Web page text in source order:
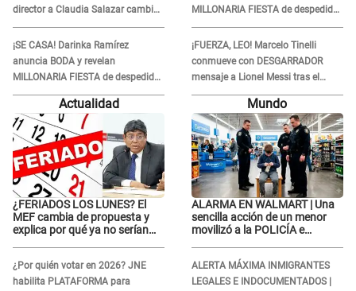
director a Claudia Salazar cambio
de darle TEMAS musicales:
"Depende..."
¡SE CASA! Darinka Ramírez
anuncia BODA y revelan
MILLONARIA FIESTA de despedida
de soltera en una playa exclusiva:
“Solo mujeres...”
MILLONARIA FIESTA de despedida
de soltera en una playa exclusiva:
“Solo mujeres...”
¡FUERZA, LEO! Marcelo Tinelli
conmueve con DESGARRADOR
mensaje a Lionel Messi tras el
FALLECIMIENTO de su padre: “Es
un dolor difícil de explicar”
Actualidad
¿FERIADOS LOS LUNES? El
MEF cambia de propuesta y
explica por qué ya no serían
¿Por quién votar en 2026? JNE
habilita PLATAFORMA para
Mundo
ALARMA EN WALMART | Una
sencilla acción de un menor
movilizó a la POLICÍA e
ALERTA MÁXIMA INMIGRANTES
LEGALES E INDOCUMENTADOS |